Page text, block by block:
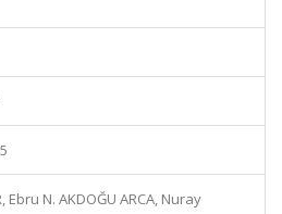
Ebru N. AKDOĞU ARCA, Nuray